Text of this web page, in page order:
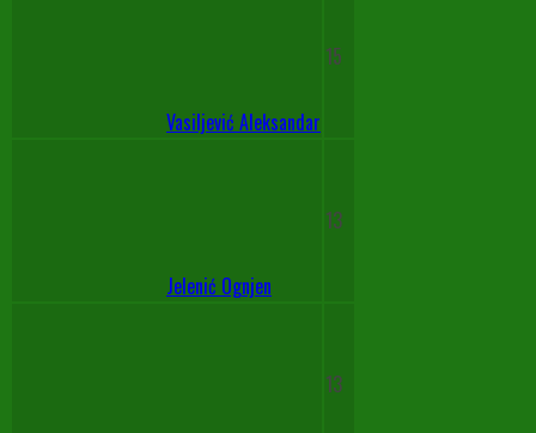
Vasiljević Aleksandar
15
Jelenić Ognjen
13
13